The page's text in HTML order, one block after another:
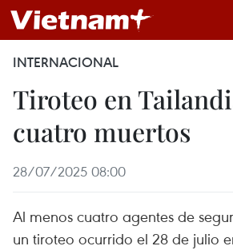
INTERNACIONAL
Tiroteo en
cuatro muertos
28/07/2025 08:00
Al menos cuatro agentes de
un tiroteo ocurrido el 28 de julio